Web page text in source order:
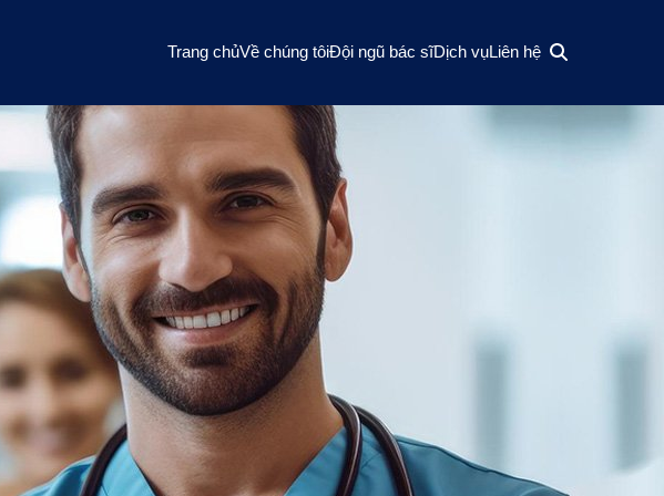
Trang chủVề chúng tôiĐội ngũ bác sĩDịch vụLiên hệ